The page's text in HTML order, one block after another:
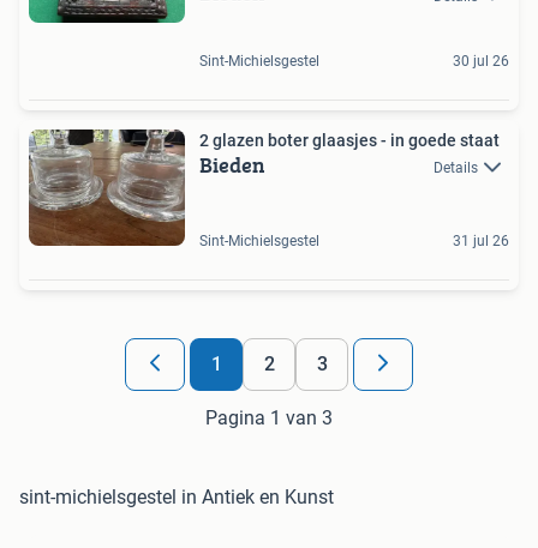
Sint-Michielsgestel 30 jul 26
2 glazen boter glaasjes - in goede staat
Bieden Details
Sint-Michielsgestel 31 jul 26
1 2 3
Pagina 1 van 3
sint-michielsgestel in Antiek en Kunst